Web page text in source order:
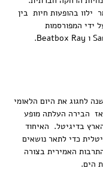
ילוו בהופעות חיות  בין
14:00-21:00 על ידי המפורסמות
לחגוג את היום הלאומי
אז  הבירה העלתה מופע
בדיגיטל.  האיחוד
כדי לתאר נושאים
האמירית בצורה
הים.